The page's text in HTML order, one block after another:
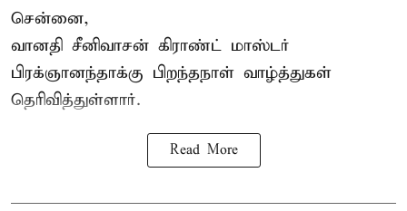
சென்னை,
வானதி சீனிவாசன் கிராண்ட் மாஸ்டர்
பிரக்ஞானந்தாக்கு பிறந்தநாள் வாழ்த்துகள்
தெரிவித்துள்ளார்.
Read More